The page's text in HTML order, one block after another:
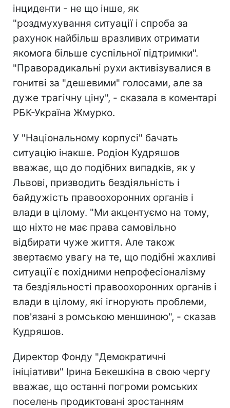
інциденти - не що інше, як
"роздмухування ситуації і спроба за
рахунок найбільш вразливих отримати
якомога більше суспільної підтримки".
"Праворадикальні рухи активізувалися в
гонитві за "дешевими" голосами, але за
дуже трагічну ціну", - сказала в коментарі
РБК-Україна Жмурко.
У "Національному корпусі" бачать
ситуацію інакше. Родіон Кудряшов
вважає, що до подібних випадків, як у
Львові, призводить бездіяльність і
байдужість правоохоронних органів і
влади в цілому. "Ми акцентуємо на тому,
що ніхто не має права самовільно
відбирати чуже життя. Але також
звертаємо увагу на те, що подібні жахливі
ситуації є похідними непрофесіоналізму
та бездіяльності правоохоронних органів і
влади в цілому, які ігнорують проблеми,
пов'язані з ромською меншиною", - сказав
Кудряшов.
Директор Фонду "Демократичні
ініціативи" Ірина Бекешкіна в свою чергу
вважає, що останні погроми ромських
поселень продиктовані зростанням